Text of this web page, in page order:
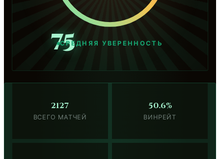
75
СРЕДНЯЯ УВЕРЕННОСТЬ
2127
ВСЕГО МАТЧЕЙ
50.6%
ВИНРЕЙТ